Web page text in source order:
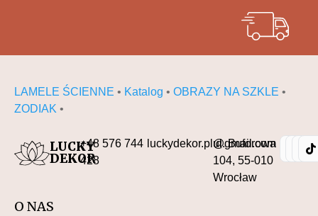
LAMELE ŚCIENNE • Katalog • OBRAZY NA SZKLE •
ZODIAK •
LUCKY
DEKOR
+48 576 744
428
luckydekor.pl@gmail.com
ul. Buforowa
104, 55-010
Wrocław
O NAS